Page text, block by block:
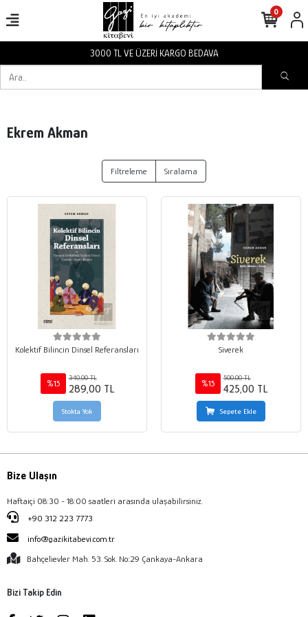
3000 TL VE ÜZERİ KARGO BEDAVA
0
Ekrem Akman
Filtreleme Sıralama
Kolektif Bilincin Dinsel Referansları
%15
340,00 TL
289,00 TL
Stokta Yok
Siverek
%15
500,00 TL
425,00 TL
Sepete Ekle
Bize Ulaşın
Haftaiçi 08:30 - 18:00 saatleri arasında ulaşabilirsiniz.
+90 312 223 7773
info@gazikitabevi.com.tr
Bahçelievler Mah. 53. Sok. No:29 Çankaya-Ankara
Bizi Takip Edin